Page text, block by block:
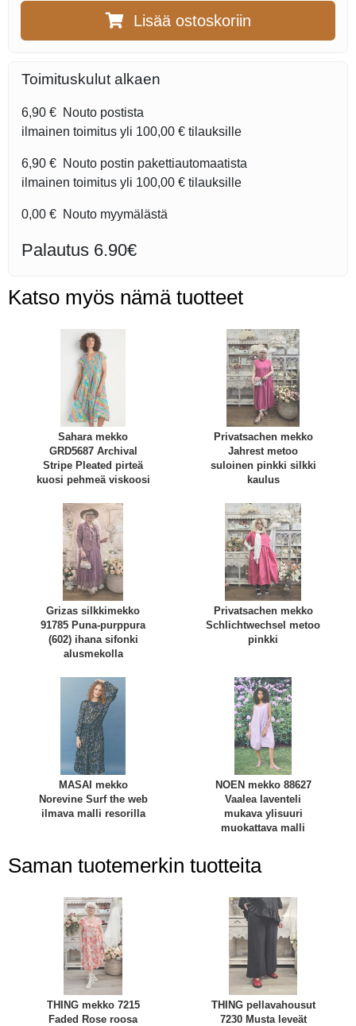
Lisää ostoskoriin
Toimituskulut alkaen
6,90 € Nouto postista
ilmainen toimitus yli 100,00 € tilauksille
6,90 € Nouto postin pakettiautomaatista
ilmainen toimitus yli 100,00 € tilauksille
0,00 € Nouto myymälästä
Palautus 6.90€
Katso myös nämä tuotteet
Sahara mekko
GRD5687 Archival
Stripe Pleated pirteä
kuosi pehmeä viskoosi
Privatsachen mekko
Jahrest metoo
suloinen pinkki silkki
kaulus
Grizas silkkimekko
91785 Puna-purppura
(602) ihana sifonki
alusmekolla
Privatsachen mekko
Schlichtwechsel metoo
pinkki
MASAI mekko
Norevine Surf the web
ilmava malli resorilla
NOEN mekko 88627
Vaalea laventeli
mukava ylisuuri
muokattava malli
Saman tuotemerkin tuotteita
THING mekko 7215
Faded Rose roosa
THING pellavahousut
7230 Musta leveät